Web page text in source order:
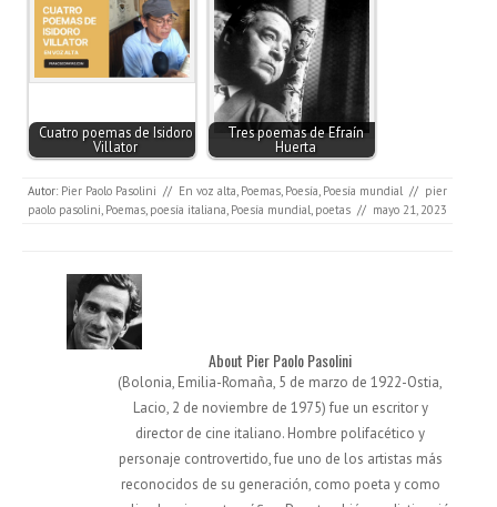
Cuatro poemas de Isidoro
Villator
Tres poemas de Efraín
Huerta
Autor: Pier Paolo Pasolini // En voz alta Poemas Poesía Poesía mundial // pier
paolo pasolini Poemas poesía italiana Poesía mundial poetas // mayo 21, 2023
About Pier Paolo Pasolini
(Bolonia, Emilia-Romaña, 5 de marzo de 1922-Ostia,
Lacio, 2 de noviembre de 1975) fue un escritor y
director de cine italiano. Hombre polifacético y
personaje controvertido, fue uno de los artistas más
reconocidos de su generación, como poeta y como